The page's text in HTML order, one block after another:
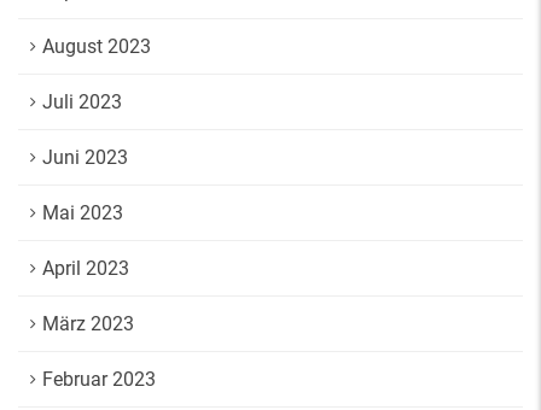
August 2023
Juli 2023
Juni 2023
Mai 2023
April 2023
März 2023
Februar 2023